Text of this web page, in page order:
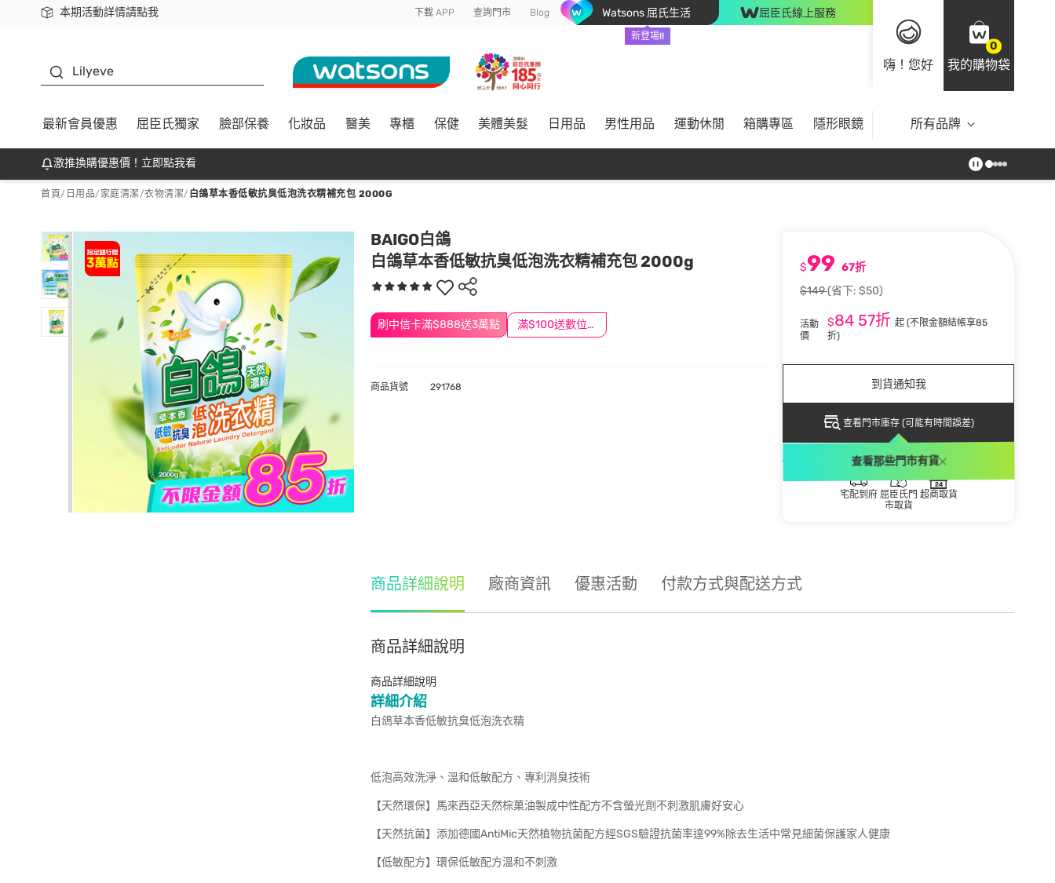
本期活動詳情請點我
下載app最高回饋$350 下載 APP 查詢門市 Blog Watsons 屈氏生活
新登場!!
屈臣氏線上服務
嗨！您好
0
我的購物袋
Lilyeve
最新會員優惠 屈臣氏獨家 臉部保養 化妝品 醫美 專櫃 保健 美體美髮 日用品 男性用品 運動休閒 箱購專區 隱形眼鏡 所有品牌
激推換購優惠價！立即點我看
首頁/ 日用品/ 家庭清潔/衣物清潔/ 白鴿草本香低敏抗臭低泡洗衣精補充包 2000G
BAIGO白鴿
白鴿草本香低敏抗臭低泡洗衣精補充包 2000g
刷中信卡滿$888送3萬點 滿$100送數位印花
$99 67折
$149(省下: $50)
活動
價
$84 57折起(不限金額結帳享85
折)
到貨通知我
查看門市庫存 (可能有時間誤差)
查看那些門市有貨
配送方式
宅配到府 屈臣氏門
市取貨
超商取貨
商品貨號 291768
商品詳細說明 廠商資訊 優惠活動 付款方式與配送方式
商品詳細說明
商品詳細說明
詳細介紹
白鴿草本香低敏抗臭低泡洗衣精
低泡高效洗淨、溫和低敏配方、專利消臭技術
【天然環保】馬來西亞天然棕菓油製成中性配方不含螢光劑不刺激肌膚好安心
【天然抗菌】添加德國AntiMic天然植物抗菌配方經SGS驗證抗菌率達99%除去生活中常見細菌保護家人健康
【低敏配方】環保低敏配方溫和不刺激